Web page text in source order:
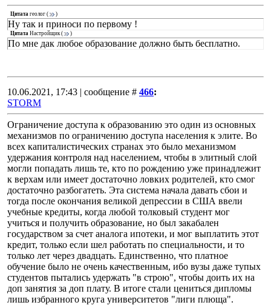
Цитата геолог ( )
Ну так и приноси по первому !
Цитата Настройщик( )
По мне дак любое образование должно быть бесплатно.
10.06.2021, 17:43 | сообщение # 466:
STORM
Ограничение доступа к образованию это один из основных
механизмов по ограничению доступа населения к элите. Во
всех капиталистических странах это было механизмом
удержания контроля над населением, чтобы в элитный слой
могли попадать лишь те, кто по рождению уже принадлежит
к верхам или имеет достаточно ловких родителей, кто смог
достаточно разбогатеть. Эта система начала давать сбои и
тогда после окончания великой депрессии в США ввели
учебные кредиты, когда любой толковый студент мог
учиться и получить образование, но был закабален
государством за счет аналога ипотеки, и мог выплатить этот
кредит, только если шел работать по специальности, и то
только лет через двадцать. Единственно, что платное
обучение было не очень качественным, ибо вузы даже тупых
студентов пытались удержать "в строю", чтобы доить их на
доп занятия за доп плату. В итоге стали цениться дипломы
лишь избранного круга университетов "лиги плюща".